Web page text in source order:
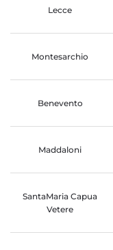
Lecce
Montesarchio
Benevento
Maddaloni
SantaMaria Capua
Vetere